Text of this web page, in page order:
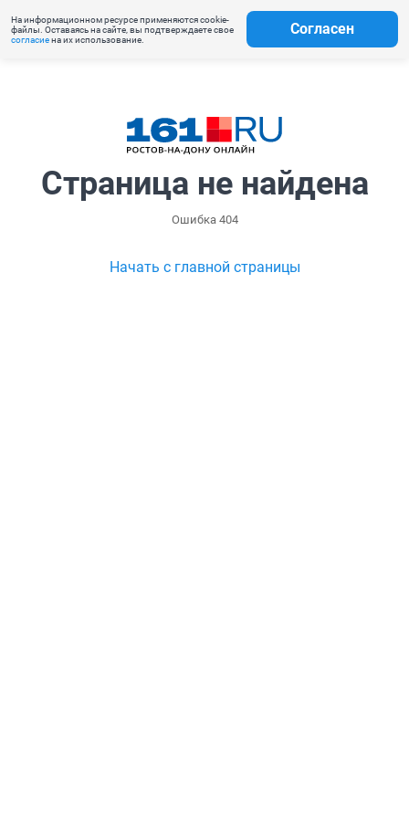
На информационном ресурсе применяются cookie-
файлы. Оставаясь на сайте, вы подтверждаете свое
согласиена их использование.
Согласен
Страница не найдена
Ошибка 404
Начать с главной страницы